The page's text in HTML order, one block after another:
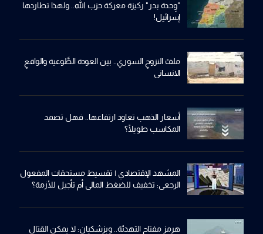
"وِحدة بدر" ركيزة معركة حزب الله.. ولهذا تطاردها
إسرائيل!
ملفّ النزوحِ السوري.. بين العودة الطَّوعية والواقعِ
الانساني
أسعار الذهب تعاود ارتفاعها.. فهل تصمد
المكاسب طويلًا؟
المشهد الإقتصادي | تقسيط مستحقات المفعول
الرجعي: تخفيف للضغط المالي أم تأجيل للأزمة؟
هرمز مفتاح التهدئة.. وبزشكيان: لا يمكن القتال